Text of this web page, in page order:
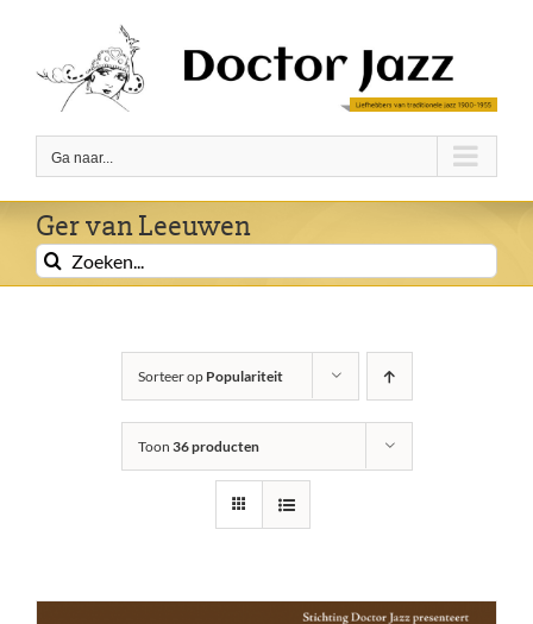
inhoud
Ga naar...
Ger van Leeuwen
Zoeken
naar:
Sorteer op Populariteit
Toon 36 producten